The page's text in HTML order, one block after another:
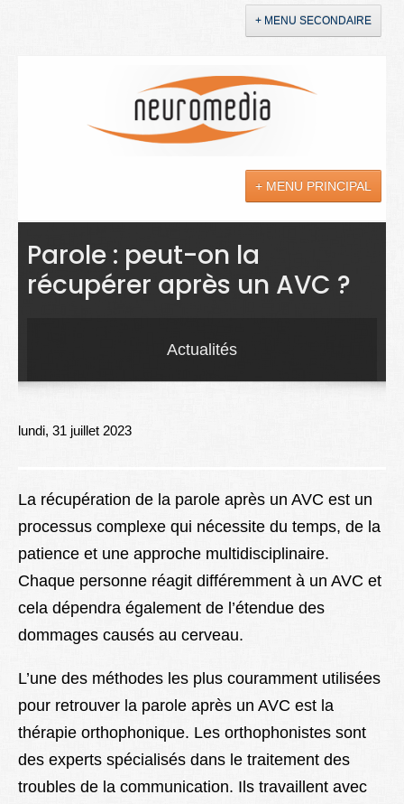
+ MENU SECONDAIRE
+ MENU PRINCIPAL
Actualités
Sciences
Droit
Lexique
Parole : peut-on la
récupérer après un AVC ?
Actualités
lundi, 31 juillet 2023
La récupération de la parole après un AVC est un
processus complexe qui nécessite du temps, de la
patience et une approche multidisciplinaire.
Chaque personne réagit différemment à un AVC et
cela dépendra également de l’étendue des
dommages causés au cerveau.
L’une des méthodes les plus couramment utilisées
pour retrouver la parole après un AVC est la
thérapie orthophonique. Les orthophonistes sont
des experts spécialisés dans le traitement des
troubles de la communication. Ils travaillent avec